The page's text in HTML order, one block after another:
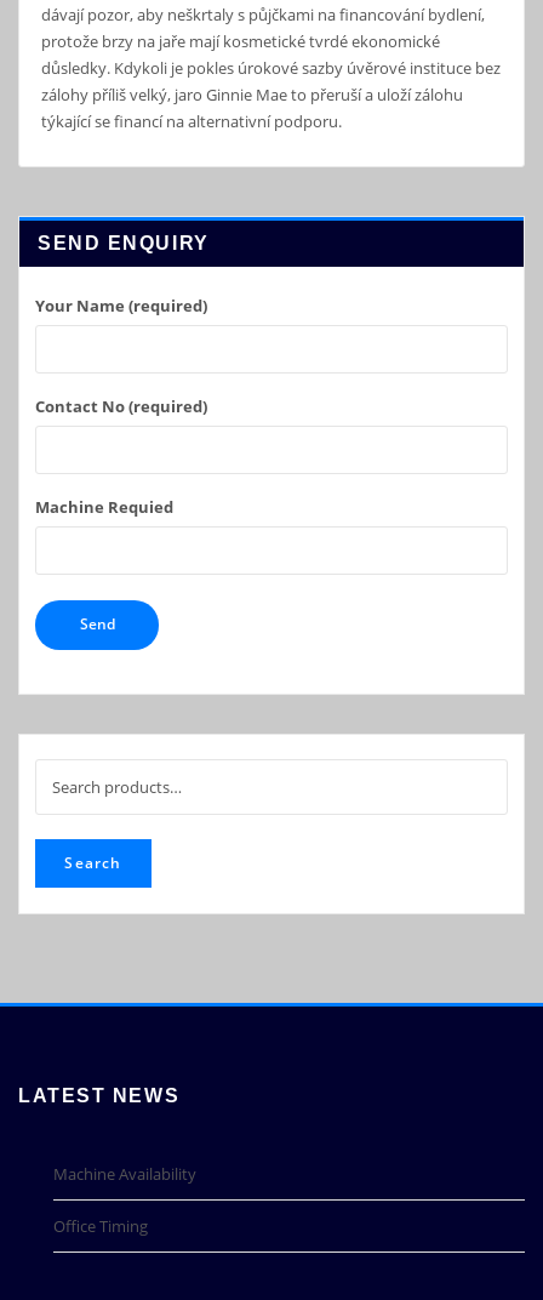
dávají pozor, aby neškrtaly s půjčkami na financování bydlení,
protože brzy na jaře mají kosmetické tvrdé ekonomické
důsledky. Kdykoli je pokles úrokové sazby úvěrové instituce bez
zálohy příliš velký, jaro Ginnie Mae to přeruší a uloží zálohu
týkající se financí na alternativní podporu.
SEND ENQUIRY
Your Name (required)
Contact No (required)
Machine Requied
for:
Search
LATEST NEWS
Machine Availability
Office Timing